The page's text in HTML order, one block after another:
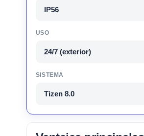
IP56
USO
24/7 (exterior)
SISTEMA
Tizen 8.0